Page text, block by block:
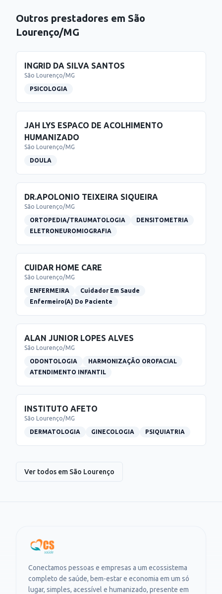
Outros prestadores em São
Lourenço/MG
INGRID DA SILVA SANTOS
São Lourenço/MG
PSICOLOGIA
JAH LYS ESPACO DE ACOLHIMENTO
HUMANIZADO
São Lourenço/MG
DOULA
DR.APOLONIO TEIXEIRA SIQUEIRA
São Lourenço/MG
ORTOPEDIA/TRAUMATOLOGIA
DENSITOMETRIA
ELETRONEUROMIOGRAFIA
CUIDAR HOME CARE
São Lourenço/MG
ENFERMEIRA
Cuidador Em Saude
Enfermeiro(A) Do Paciente
ALAN JUNIOR LOPES ALVES
São Lourenço/MG
ODONTOLOGIA
HARMONIZAÇÃO OROFACIAL
ATENDIMENTO INFANTIL
INSTITUTO AFETO
São Lourenço/MG
DERMATOLOGIA GINECOLOGIA PSIQUIATRIA
Ver todos em São Lourenço
Conectamos pessoas e empresas a um ecossistema
completo de saúde, bem-estar e economia em um só
lugar, simples, acessível e humanizado, presente em